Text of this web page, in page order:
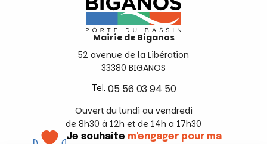
Mairie de Biganos
52 avenue de la Libération
33380 BIGANOS
Tel. 05 56 03 94 50
Ouvert du lundi au vendredi
de 8h30 à 12h et de 14h a 17h30
Je souhaite m'engager pour ma